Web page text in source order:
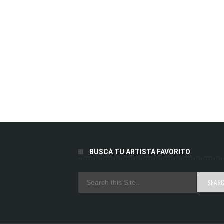
BUSCÁ TU ARTISTA FAVORITO